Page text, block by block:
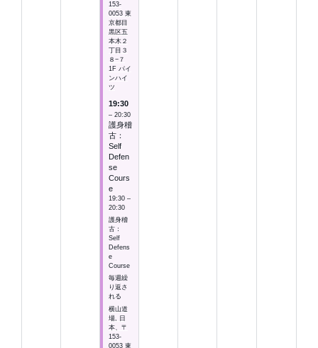
153-
0053 東
京都目
黒区五
本木２
丁目３
８−７
1F パイ
ンハイ
ツ
19:30
– 20:30
護身稽
古：
Self
Defen
se
Cours
e
19:30 –
20:30
護身稽
古：
Self
Defens
e
Course
毎週繰
り返さ
れる
横山道
場, 日
本、〒
153-
0053 東